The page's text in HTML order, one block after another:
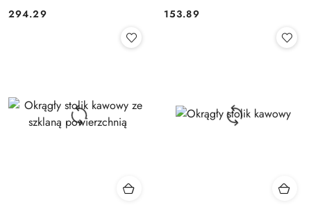
Cena:
294.29 Cena:
153.89